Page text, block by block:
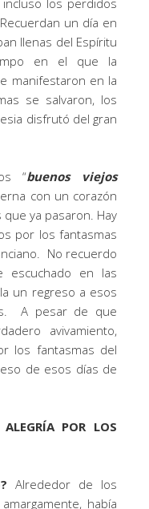
un día en
llenas del Espíritu
en el que la
manifestaron en la
se salvaron, los
disfrutó del gran
“buenos viejos
con un corazón
ya pasaron. Hay
por los fantasmas
No recuerdo
escuchado en las
un regreso a esos
A pesar de que
avivamiento,
los fantasmas del
de esos días de
POR LOS
Alrededor de los
había